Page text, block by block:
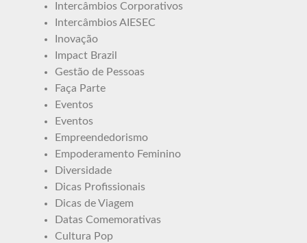
Intercâmbios Corporativos
Intercâmbios AIESEC
Inovação
Impact Brazil
Gestão de Pessoas
Faça Parte
Eventos
Eventos
Empreendedorismo
Empoderamento Feminino
Diversidade
Dicas Profissionais
Dicas de Viagem
Datas Comemorativas
Cultura Pop